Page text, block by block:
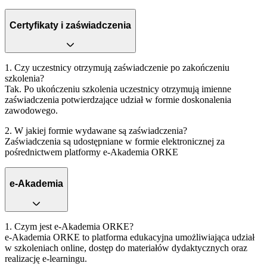
Certyfikaty i zaświadczenia
1. Czy uczestnicy otrzymują zaświadczenie po zakończeniu
szkolenia?
Tak. Po ukończeniu szkolenia uczestnicy otrzymują imienne
zaświadczenia potwierdzające udział w formie doskonalenia
zawodowego.
2. W jakiej formie wydawane są zaświadczenia?
Zaświadczenia są udostępniane w formie elektronicznej za
pośrednictwem platformy e‑Akademia ORKE
e-Akademia
1. Czym jest e‑Akademia ORKE?
e‑Akademia ORKE to platforma edukacyjna umożliwiająca udział
w szkoleniach online, dostęp do materiałów dydaktycznych oraz
realizację e‑learningu.